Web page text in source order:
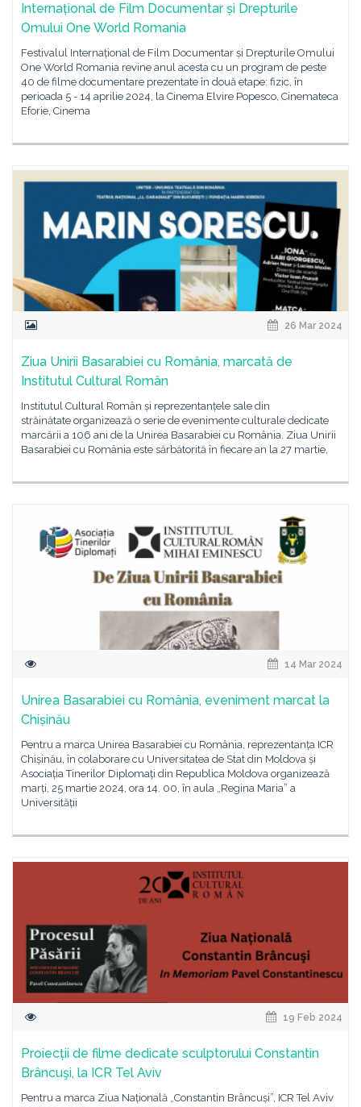
Internațional de Film Documentar și Drepturile
Omului One World Romania
Festivalul Internațional de Film Documentar și Drepturile Omului
One World Romania revine anul acesta cu un program de peste
40 de filme documentare prezentate în două etape: fizic, în
perioada 5 - 14 aprilie 2024, la Cinema Elvire Popesco, Cinemateca
Eforie, Cinema
26 Mar 2024
Ziua Unirii Basarabiei cu România, marcată de
Institutul Cultural Român
Institutul Cultural Român și reprezentanțele sale din
străinătate organizează o serie de evenimente culturale dedicate
marcării a 106 ani de la Unirea Basarabiei cu România. Ziua Unirii
Basarabiei cu România este sărbătorită în fiecare an la 27 martie,
14 Mar 2024
Unirea Basarabiei cu România, eveniment marcat la
Chișinău
Pentru a marca Unirea Basarabiei cu România, reprezentanța ICR
Chișinău, în colaborare cu Universitatea de Stat din Moldova și
Asociația Tinerilor Diplomați din Republica Moldova organizează
marți, 25 martie 2024, ora 14. 00, în aula „Regina Maria” a
Universității
19 Feb 2024
Proiecții de filme dedicate sculptorului Constantin
Brâncuşi, la ICR Tel Aviv
Pentru a marca Ziua Națională „Constantin Brâncuși”, ICR Tel Aviv